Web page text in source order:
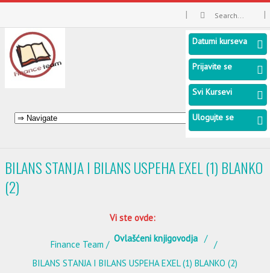
BILANS STANJA I BILANS USPEHA EXEL (1) BLANKO
(2)
Vi ste ovde:
Finance Team
Ovlašćeni knjigovodja
BILANS STANJA I BILANS USPEHA EXEL (1) BLANKO (2)
Datumi kurseva
Prijavite se
Svi Kursevi
Ulogujte se